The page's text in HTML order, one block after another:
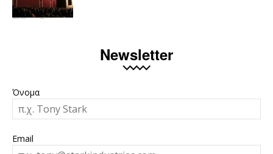
Newsletter
Όνομα
Email